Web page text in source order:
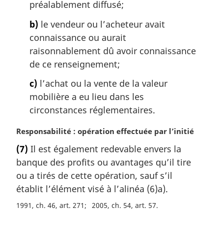
préalablement diffusé;
b) le vendeur ou l’acheteur avait
connaissance ou aurait
raisonnablement dû avoir connaissance
de ce renseignement;
c) l’achat ou la vente de la valeur
mobilière a eu lieu dans les
circonstances réglementaires.
N
t
e
m
a
g
Responsabilité : opération effectuée par l’initié
(7) Il est également redevable envers la
banque des profits ou avantages qu’il tire
ou a tirés de cette opération, sauf s’il
établit l’élément visé à l’alinéa (6)a).
1991, ch. 46, art. 271 2005, ch. 54, art. 57